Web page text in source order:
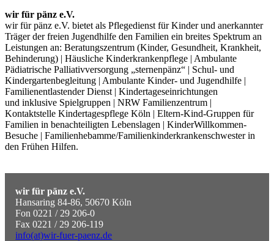
wir für pänz e.V.
wir für pänz e.V. bietet als Pflegedienst für Kinder und anerkannter
Träger der freien Jugendhilfe den Familien ein breites Spektrum an
Leistungen an: Beratungszentrum (Kinder, Gesundheit, Krankheit,
Behinderung) | Häusliche Kinderkrankenpflege | Ambulante
Pädiatrische Palliativversorgung „sternenpänz“ | Schul- und
Kindergartenbegleitung | Ambulante Kinder- und Jugendhilfe |
Familienentlastender Dienst | Kindertageseinrichtungen
und inklusive Spielgruppen | NRW Familienzentrum |
Kontaktstelle Kindertagespflege Köln | Eltern-Kind-Gruppen für
Familien in benachteiligten Lebenslagen | KinderWillkommen-
Besuche | Familienhebamme/Familienkinderkrankenschwester in
den Frühen Hilfen.
wir für pänz e.V.
Hansaring 84-86, 50670 Köln
Fon 0221 / 29 206-0
Fax 0221 / 29 206-119
info(at)wir-fuer-paenz.de